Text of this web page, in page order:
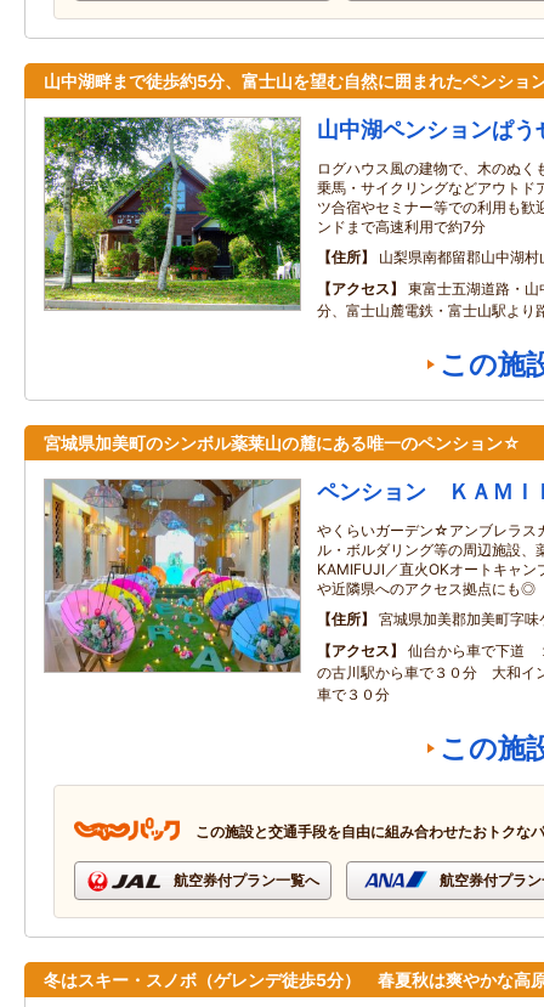
山中湖畔まで徒歩約5分、富士山を望む自然に囲まれたペンショ
山中湖ペンションぱう
ログハウス風の建物で、木のぬく
乗馬・サイクリングなどアウトド
ツ合宿やセミナー等での利用も歓
ンドまで高速利用で約7分
住所
山梨県南都留郡山中湖
アクセス
東富士五湖道路・
分、富士山麓電鉄・富士山駅より
この施
宮城県加美町のシンボル薬莱山の麓にある唯一のペンション☆
ペンション ＫＡＭＩ
やくらいガーデン☆アンブレラ
ル・ボルダリング等の周辺施設、
KAMIFUJI／直火OKオートキャ
や近隣県へのアクセス拠点にも◎
住所
宮城県加美郡加美町字味
アクセス
仙台から車で下道
の古川駅から車で３０分 大和イ
車で３０分
この施
この施設と交通手段を自由に組み合わせたおトクな
航空券付プラン一覧へ 航空券付プラ
冬はスキー・スノボ（ゲレンデ徒歩5分） 春夏秋は爽やかな高